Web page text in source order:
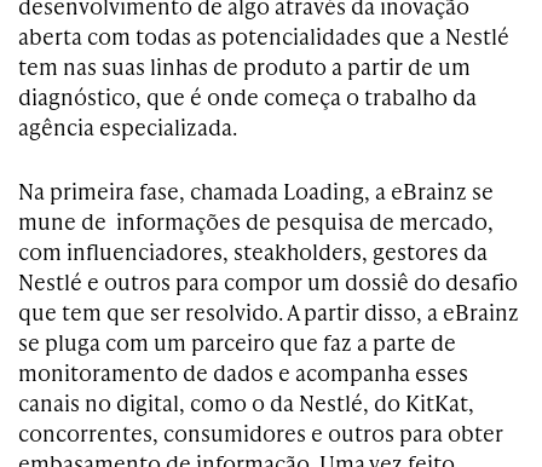
aberta com todas as potencialidades que a Nestlé
tem nas suas linhas de produto a partir de um
diagnóstico, que é onde começa o trabalho da
agência especializada.
Na primeira fase, chamada Loading, a eBrainz se
mune de informações de pesquisa de mercado,
com influenciadores, steakholders, gestores da
Nestlé e outros para compor um dossiê do desafio
que tem que ser resolvido. A partir disso, a eBrainz
se pluga com um parceiro que faz a parte de
monitoramento de dados e acompanha esses
canais no digital, como o da Nestlé, do KitKat,
concorrentes, consumidores e outros para obter